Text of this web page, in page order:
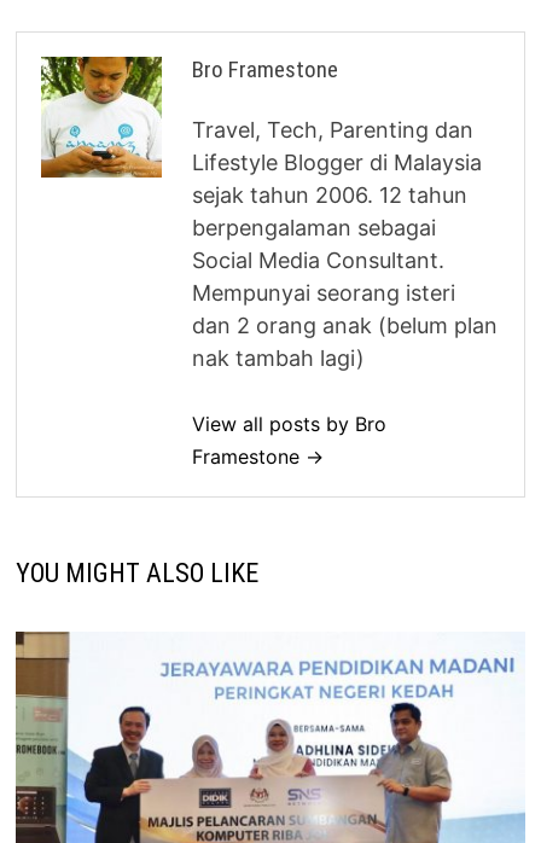
Bro Framestone
Travel, Tech, Parenting dan
Lifestyle Blogger di Malaysia
sejak tahun 2006. 12 tahun
berpengalaman sebagai
Social Media Consultant.
Mempunyai seorang isteri
dan 2 orang anak (belum plan
nak tambah lagi)
View all posts by Bro
Framestone →
YOU MIGHT ALSO LIKE